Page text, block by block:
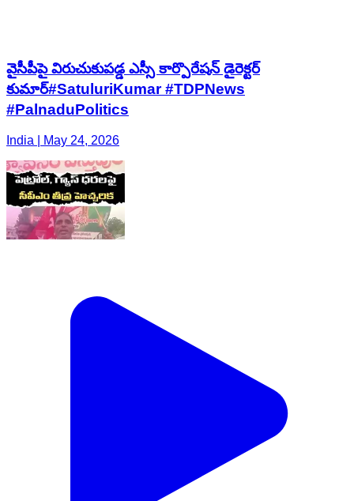
వైసీపీపై విరుచుకుపడ్డ ఎస్సీ కార్పొరేషన్ డైరెక్టర్
కుమార్#SatuluriKumar #TDPNews
#PalnaduPolitics
India | May 24, 2026